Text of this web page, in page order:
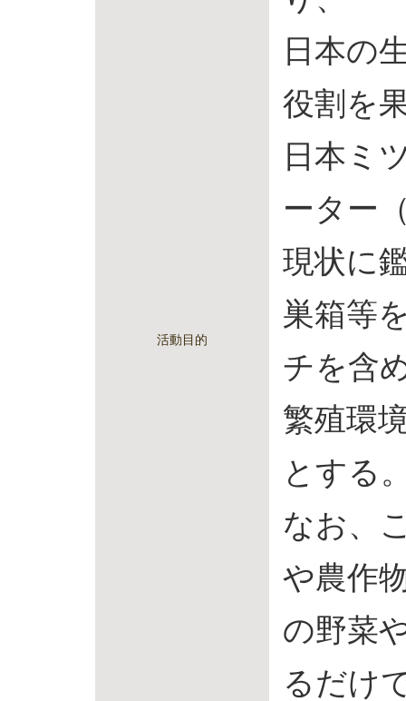
活動目的
日本の
役割を
日本ミ
ーター
現状に
巣箱等
チを含
繁殖環
とする
なお、
や農作
の野菜
るだけ